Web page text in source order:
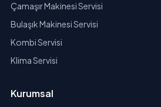
Çamaşır Makinesi Servisi
Bulaşık Makinesi Servisi
Kombi Servisi
Klima Servisi
Kurumsal